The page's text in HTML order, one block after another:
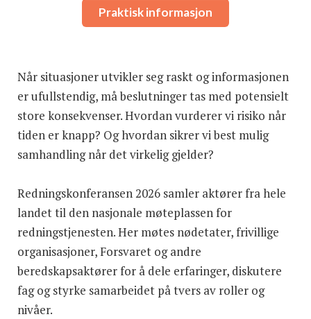
Praktisk informasjon
Når situasjoner utvikler seg raskt og informasjonen
er ufullstendig, må beslutninger tas med potensielt
store konsekvenser. Hvordan vurderer vi risiko når
tiden er knapp? Og hvordan sikrer vi best mulig
samhandling når det virkelig gjelder?
Redningskonferansen 2026 samler aktører fra hele
landet til den nasjonale møteplassen for
redningstjenesten. Her møtes nødetater, frivillige
organisasjoner, Forsvaret og andre
beredskapsaktører for å dele erfaringer, diskutere
fag og styrke samarbeidet på tvers av roller og
nivåer.